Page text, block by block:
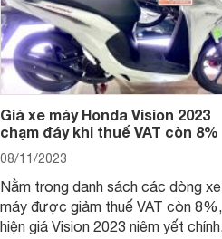
Giá xe máy Honda Vision 2023
chạm đáy khi thuế VAT còn 8%
08/11/2023
Nằm trong danh sách các dòng xe
máy được giảm thuế VAT còn 8%,
hiện giá Vision 2023 niêm yết chính